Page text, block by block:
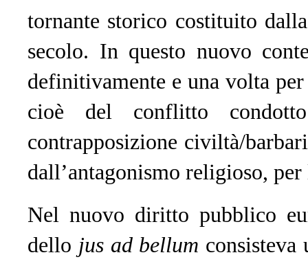
tornante storico costituito
secolo. In questo nuovo
definitivamente e una volta
cioè del conflitto
contrapposizione civiltà/
dall’antagonismo religioso,
Nel nuovo diritto pubblico
dello jus ad bellum consisteva